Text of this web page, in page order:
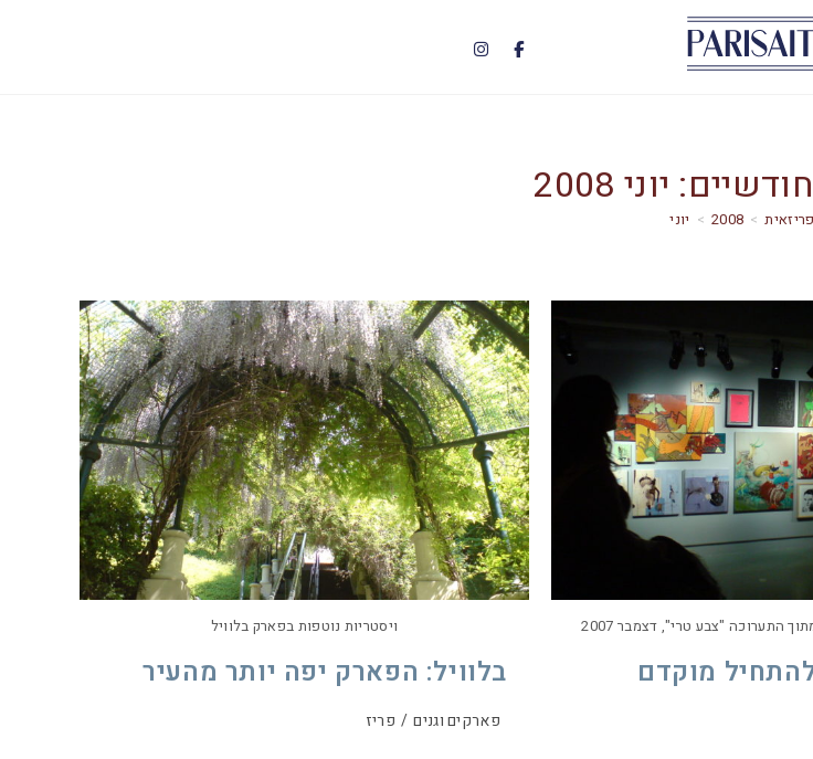
יוני 2008
>
2008
> יוני
ויסטריות נוטפות בפארק בלוויל
בלוויל: הפארק יפה יותר מהעיר
פארקים וגנים / פריז
התערוכה "צבע טרי", דצמבר 2007
מוקדם